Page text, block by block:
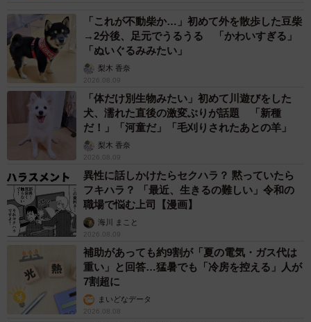
「これが不動柴か…」初めて外を散歩した豆柴
→2分後、足元でうるうる 「かわいすぎる」
「ぬいぐるみみたい」
梨木 香奈
2026.08.09
「体だけ別生物みたい」初めて川遊びをした
犬、濡れた直後の激変ぶりが話題 「新種
だ！」「河童だ」「毛刈りされたあとの羊」
梨木 香奈
2026.08.09
異性に話しかけたらセクハラ？ 黙っていたら
フキハラ？ 「最近、生きるの難しい」令和の
職場で悩む上司【漫画】
海川 まこと
2026.08.09
補助があっても約9割が「夏の電気・ガス代は
重い」と回答…猛暑でも「冷房を控える」人が
7割超に
まいどなデータ
2026.08.08